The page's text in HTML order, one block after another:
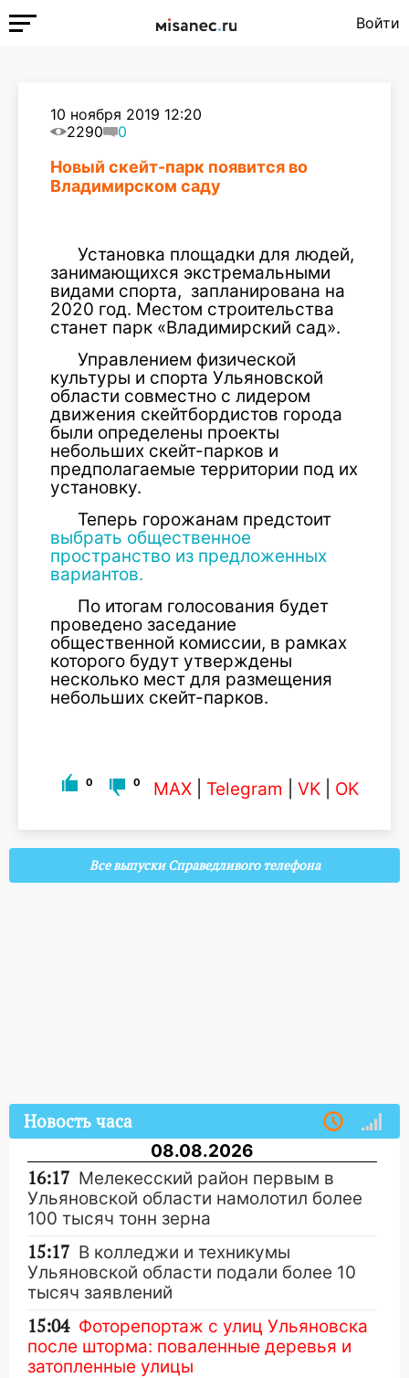
Войти
10 ноября 2019 12:20
2290
0
Новый скейт-парк появится во
Владимирском саду
Установка площадки для людей,
занимающихся экстремальными
видами спорта, запланирована на
2020 год. Местом строительства
станет парк «Владимирский сад».
Управлением физической
культуры и спорта Ульяновской
области совместно с лидером
движения скейтбордистов города
были определены проекты
небольших скейт-парков и
предполагаемые территории под их
установку.
Теперь горожанам предстоит
выбрать общественное
пространство из предложенных
вариантов.
По итогам голосования будет
проведено заседание
общественной комиссии, в рамках
которого будут утверждены
несколько мест для размещения
небольших скейт-парков.
0 0 MAX Telegram VK OK
Все выпуски Справедливого телефона
Новость часа
08.08.2026
16:17 Мелекесский район первым в
Ульяновской области намолотил более
100 тысяч тонн зерна
15:17 В колледжи и техникумы
Ульяновской области подали более 10
тысяч заявлений
15:04 Фоторепортаж с улиц Ульяновска
после шторма: поваленные деревья и
затопленные улицы